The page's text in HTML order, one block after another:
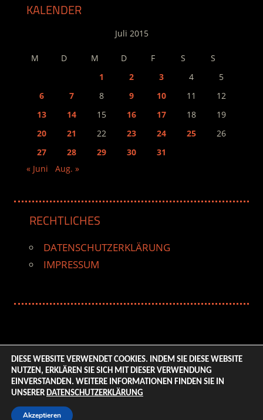
KALENDER
Juli 2015
M D M D F S
S
1
2 3 4
5
6
7 8 9 10 11
12
13
14 15 16 17 18
19
20
21 22 23 24 25
26
27
28 29 30
31
« Juni
Aug. »
RECHTLICHES
DATENSCHUTZERKLÄRUNG
IMPRESSUM
© 2026 ENTERTAINMENT BASE – Life & Style Magazine.
All Rights Reserved. | Based on
DIESE WEBSITE VERWENDET COOKIES. INDEM SIE DIESE WEBSITE
NUTZEN, ERKLÄREN SIE SICH MIT DIESER VERWENDUNG
EINVERSTANDEN. WEITERE INFORMATIONEN FINDEN SIE IN
UNSERER DATENSCHUTZERKLÄRUNG
Akzeptieren